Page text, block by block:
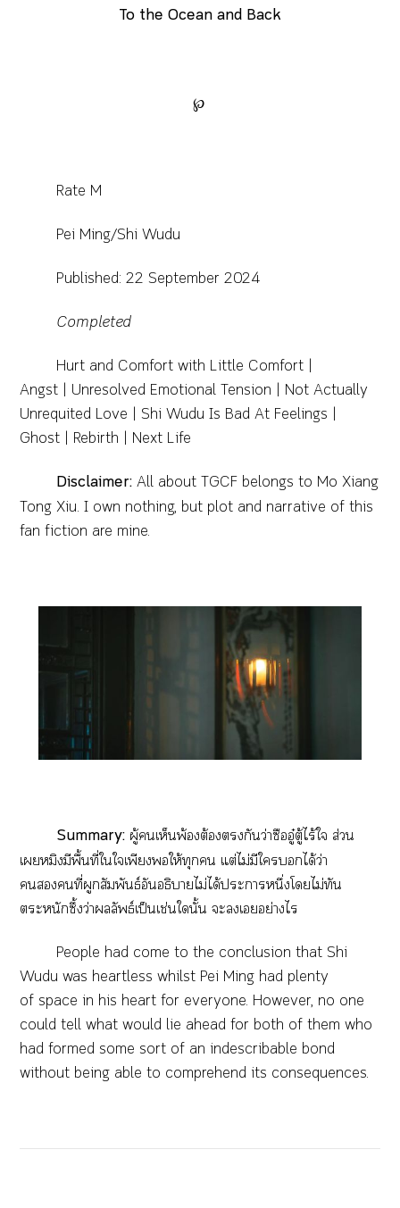
To the Ocean and Back
℘
Rate M
Pei Ming/Shi Wudu
Published: 22 September 2024
Completed
Hurt and Comfort with Little Comfort |
Angst | Unresolved Emotional Tension | Not Actually
Unrequited Love | Shi Wudu Is Bad At Feelings |
Ghost | Rebirth | Next Life
Disclaimer:All about TGCF belongs to Mo Xiang
Tong Xiu. I own nothing, but plot and narrative of this
fan fiction are mine.
Summary: ผู้เห็นพ้องต้องกันว่าซืออู๋ตู้ไร้ใ ส่วน
เหมิงมีพื้นที่ใใเพียงให้ทุก แต่ไม่มีใได้ว่า
คนที่ผูกสัมพันธ์อันอธิบายไม่ได้ะาหนึ่งโไม่ทัน
ตระหนักซึ้งว่าผลลัพธ์เป็นเช่นในั้น ะเอย่างไร
People had come to the conclusion that Shi
Wudu was heartless whilst Pei Ming had plenty
of space in his heart for everyone. However, no one
could tell what would lie ahead for both of them who
had formed some sort of an indescribable bond
without being able to comprehend its consequences.